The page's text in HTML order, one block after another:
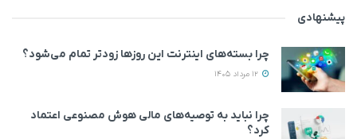
پیشنهادی
چرا بسته‌های اینترنت این روزها زودتر تمام می‌شود؟
چرا نباید به توصیه‌های مالی هوش مصنوعی اعتماد
کرد؟